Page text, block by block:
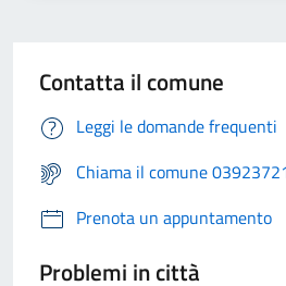
Contatta il comune
Leggi le domande frequenti
Chiama il comune
Prenota un appuntamento
Problemi in città